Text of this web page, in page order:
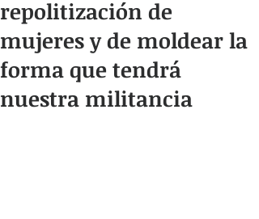
repolitización de
mujeres y de moldear la
forma que tendrá
nuestra militancia